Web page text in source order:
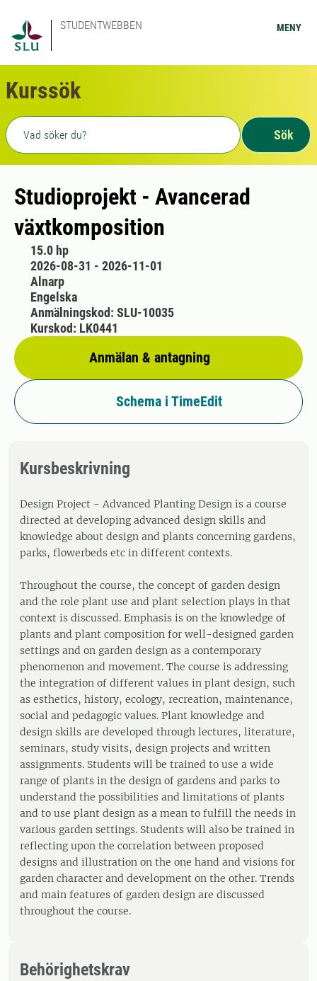
STUDENTWEBBEN MENY
Kurssök
Fritext sökning
Sök
Studioprojekt - Avancerad
växtkomposition
15.0 hp
2026-08-31 - 2026-11-01
Alnarp
Engelska
Anmälan & antagning
Anmälningskod: SLU-10035
Kurskod: LK0441
Schema i TimeEdit
Kursbeskrivning
Design Project - Advanced Planting Design is a course
directed at developing advanced design skills and
knowledge about design and plants concerning gardens,
parks, flowerbeds etc in different contexts.
Throughout the course, the concept of garden design
and the role plant use and plant selection plays in that
context is discussed. Emphasis is on the knowledge of
plants and plant composition for well-designed garden
settings and on garden design as a contemporary
phenomenon and movement. The course is addressing
the integration of different values in plant design, such
as esthetics, history, ecology, recreation, maintenance,
social and pedagogic values. Plant knowledge and
design skills are developed through lectures, literature,
seminars, study visits, design projects and written
assignments. Students will be trained to use a wide
range of plants in the design of gardens and parks to
understand the possibilities and limitations of plants
and to use plant design as a mean to fulfill the needs in
various garden settings. Students will also be trained in
reflecting upon the correlation between proposed
designs and illustration on the one hand and visions for
garden character and development on the other. Trends
and main features of garden design are discussed
throughout the course.
Behörighetskrav